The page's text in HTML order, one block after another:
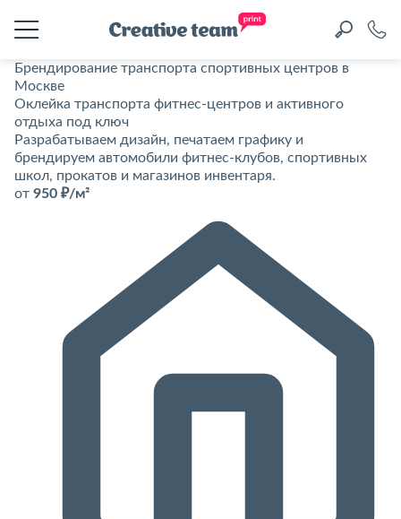
Брендирование транспорта спортивных центров в
Москве
Оклейка транспорта фитнес-центров и активного
отдыха под ключ
Разрабатываем дизайн, печатаем графику и
брендируем автомобили фитнес-клубов, спортивных
школ, прокатов и магазинов инвентаря.
от 950 ₽/м²